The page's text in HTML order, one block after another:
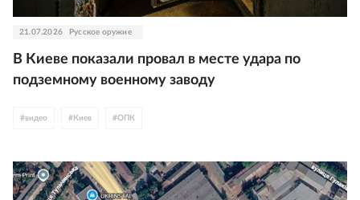
21.07.2026 Русское оружие
В Киеве показали провал в месте удара по
подземному военному заводу
#видео # Киев #ОПК